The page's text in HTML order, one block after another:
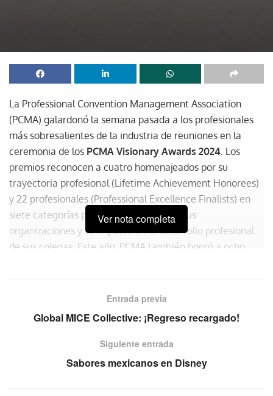
La Professional Convention Management Association
(PCMA) galardonó la semana pasada a los profesionales
más sobresalientes de la industria de reuniones en la
ceremonia de los PCMA Visionary Awards 2024. Los
premios reconocen a cuatro homenajeados por su
trayectoria profesional (Lifetime Achievement Honorees)
y 22 profesionales (Professional Excellence Finalists) en
siete categorías por sus aportaciones a sus
organizaciones y su impacto en el desarrollo profesional
de sus colegas. Este año, PCMA también honró a ocho
Ver nota completa
Entrada previa
Global MICE Collective: ¡Regreso recargado!
Siguiente entrada
Sabores mexicanos en Disney